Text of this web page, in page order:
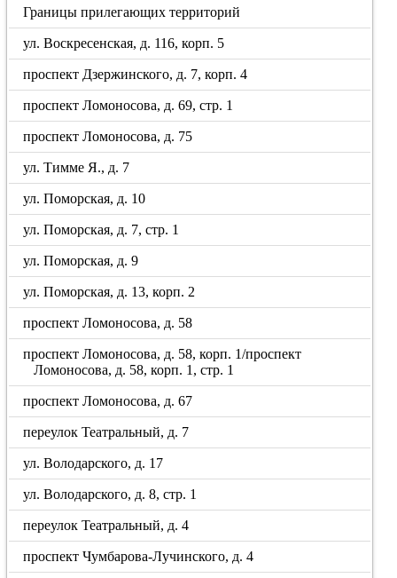
Границы прилегающих территорий
ул. Воскресенская, д. 116, корп. 5
проспект Дзержинского, д. 7, корп. 4
проспект Ломоносова, д. 69, стр. 1
проспект Ломоносова, д. 75
ул. Тимме Я., д. 7
ул. Поморская, д. 10
ул. Поморская, д. 7, стр. 1
ул. Поморская, д. 9
ул. Поморская, д. 13, корп. 2
проспект Ломоносова, д. 58
проспект Ломоносова, д. 58, корп. 1/проспект
Ломоносова, д. 58, корп. 1, стр. 1
проспект Ломоносова, д. 67
переулок Театральный, д. 7
ул. Володарского, д. 17
ул. Володарского, д. 8, стр. 1
переулок Театральный, д. 4
проспект Чумбарова-Лучинского, д. 4